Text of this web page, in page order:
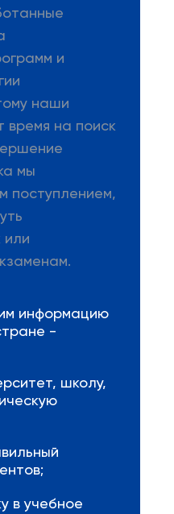
и
наши
время на поиск
мы
поступлением,
или
информацию
-
школу,
в учебное